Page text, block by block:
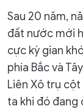
Sau 20 năm,
đất nước mới
cực kỳ gian
phía Bắc và
Liên Xô trụ
ta khi đó đang